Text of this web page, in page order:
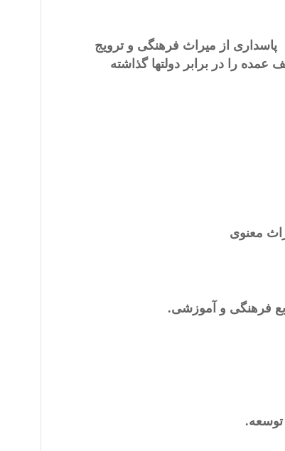
از میراث فرهنگی و ترویج
را در برابر دولتها گذاشته
معنوی
فرهنگی و آموزشی.
توسعه.